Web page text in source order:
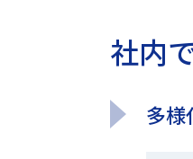
社内
多様